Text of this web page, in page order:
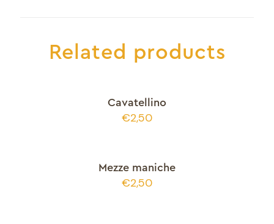
Related products
Cavatellino
€2,50
Mezze maniche
€2,50